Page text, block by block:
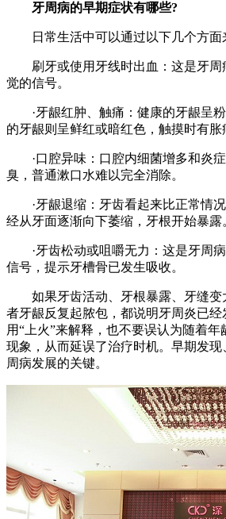
牙周病的早期症状有哪些?
日常生活中可以通过以下几个方面
刷牙或使用牙线时出血：这是牙周
觉的信号。
·牙龈红肿、触痛：健康的牙龈呈粉
的牙龈则呈鲜红或暗红色，触摸时有胀
·口腔异味：口腔内细菌增多和炎症
臭，普通漱口水难以完全消除。
·牙龈退缩：牙齿看起来比正常情况
经从牙面逐渐向下萎缩，牙根开始暴露
·牙齿松动或咀嚼无力：这是牙周病
信号，提示牙槽骨已发生吸收。
如果牙齿活动、牙根暴露、牙缝变
者牙龈反复起脓包，都说明牙周炎已
用“上火”来解释，也不要误认为随着
现象，从而延误了治疗时机。早期发
周病发展的关键。